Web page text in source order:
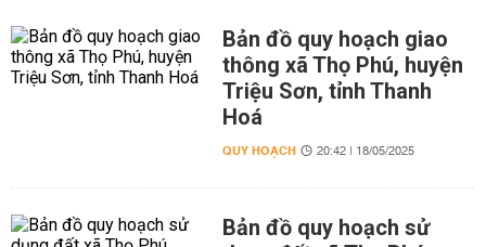
Bản đồ quy hoạch giao
thông xã Thọ Phú, huyện
Triệu Sơn, tỉnh Thanh
Hoá
QUY HOẠCH 20:42 | 18/05/2025
Bản đồ quy hoạch sử